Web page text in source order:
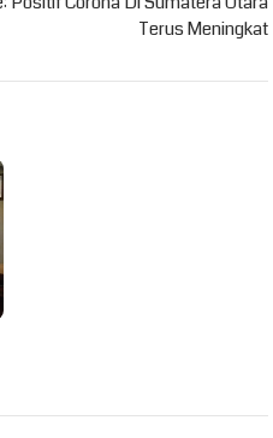
Terus Meningkat